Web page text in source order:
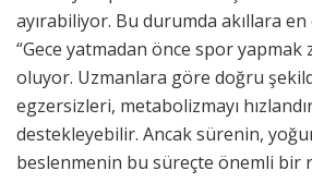
ayırabiliyor. Bu durumda akıllara
“Gece yatmadan önce spor yapmak
oluyor. Uzmanlara göre doğru
egzersizleri, metabolizmayı
destekleyebilir. Ancak sürenin,
beslenmenin bu süreçte önemli bir